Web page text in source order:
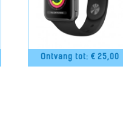
Ontvang tot: € 25,00